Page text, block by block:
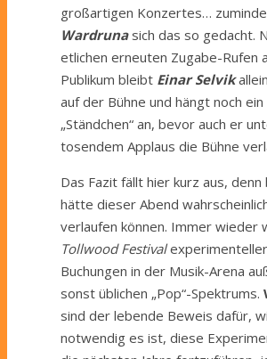
großartigen Konzertes…
Wardrunasich das so gedacht.
etlichen erneuten Zugabe-Rufen
Publikum bleibt Einar Selvik
auf der Bühne und hängt noch ein
„Ständchen“ an, bevor auch er
tosendem Applaus die Bühne
Das Fazit fällt hier kurz aus,
hätte dieser Abend
verlaufen können. Immer wieder
Tollwood Festival
Buchungen in der Musik-Arena
sonst üblichen „Pop“-Spektrums.
sind der lebende Beweis dafür,
notwendig es ist, diese